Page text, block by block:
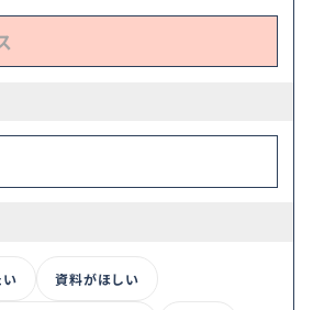
資料がほしい